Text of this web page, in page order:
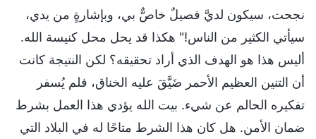
نجحت، سيكون لديَّ فصيلٌ خاصٌّ بي، وبإشارةٍ من يدي،
سيأتي الكثير من الناس!" هكذا قد يحل محل كنيسة الله.
أليس هذا هو الهدف الذي أراد تحقيقه؟ لكن النتيجة كانت
أن التنين العظيم الأحمر ضَيَّقَ عليه الخناق، فلم يُسفر
تفكيره الحالم عن شيء. بيت الله يؤدي هذا العمل بشرط
ضمان الأمن. هل كان هذا الشرط متاحًا له في البلاد التي